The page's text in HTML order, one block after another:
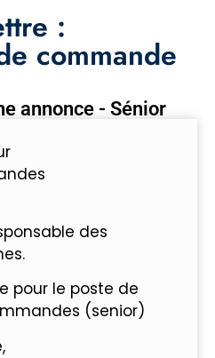
:
commande
annonce - Sénior
des
pour le poste de
(senior)